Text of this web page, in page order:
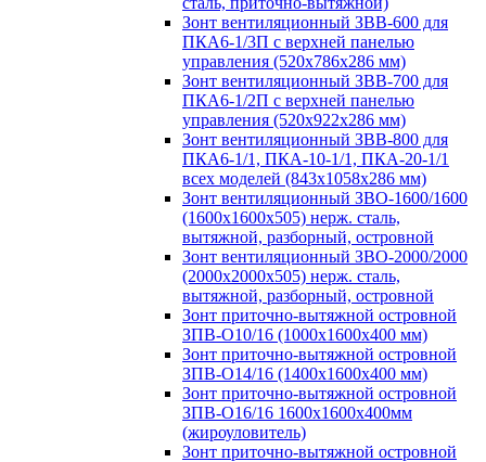
Зонт вентиляционный ЗВВ-600 для
ПКА6-1/3П с верхней панелью
управления (520х786х286 мм)
Зонт вентиляционный ЗВВ-700 для
ПКА6-1/2П с верхней панелью
управления (520х922х286 мм)
Зонт вентиляционный ЗВВ-800 для
ПКА6-1/1, ПКА-10-1/1, ПКА-20-1/1
всех моделей (843х1058х286 мм)
Зонт вентиляционный ЗВО-1600/1600
(1600х1600х505) нерж. сталь,
вытяжной, разборный, островной
Зонт вентиляционный ЗВО-2000/2000
(2000х2000х505) нерж. сталь,
вытяжной, разборный, островной
Зонт приточно-вытяжной островной
ЗПВ-О10/16 (1000х1600х400 мм)
Зонт приточно-вытяжной островной
ЗПВ-О14/16 (1400х1600х400 мм)
Зонт приточно-вытяжной островной
ЗПВ-О16/16 1600х1600х400мм
(жироуловитель)
Зонт приточно-вытяжной островной